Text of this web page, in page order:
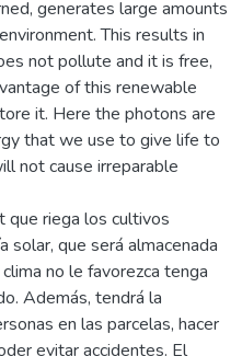
generates large amounts
This results in
not pollute and it is free,
of this renewable
it. Here the photons are
that we use to give life to
not cause irreparable
riega los cultivos
solar, que será almacenada
no le favorezca tenga
Además, tendrá la
en las parcelas, hacer
evitar accidentes. El